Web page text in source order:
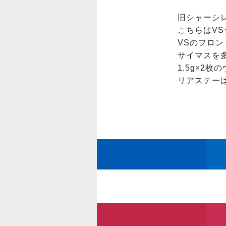
旧シャーシ
こちらは
VSのフロン
サイマスを
1.5g×2枚の
リアステー